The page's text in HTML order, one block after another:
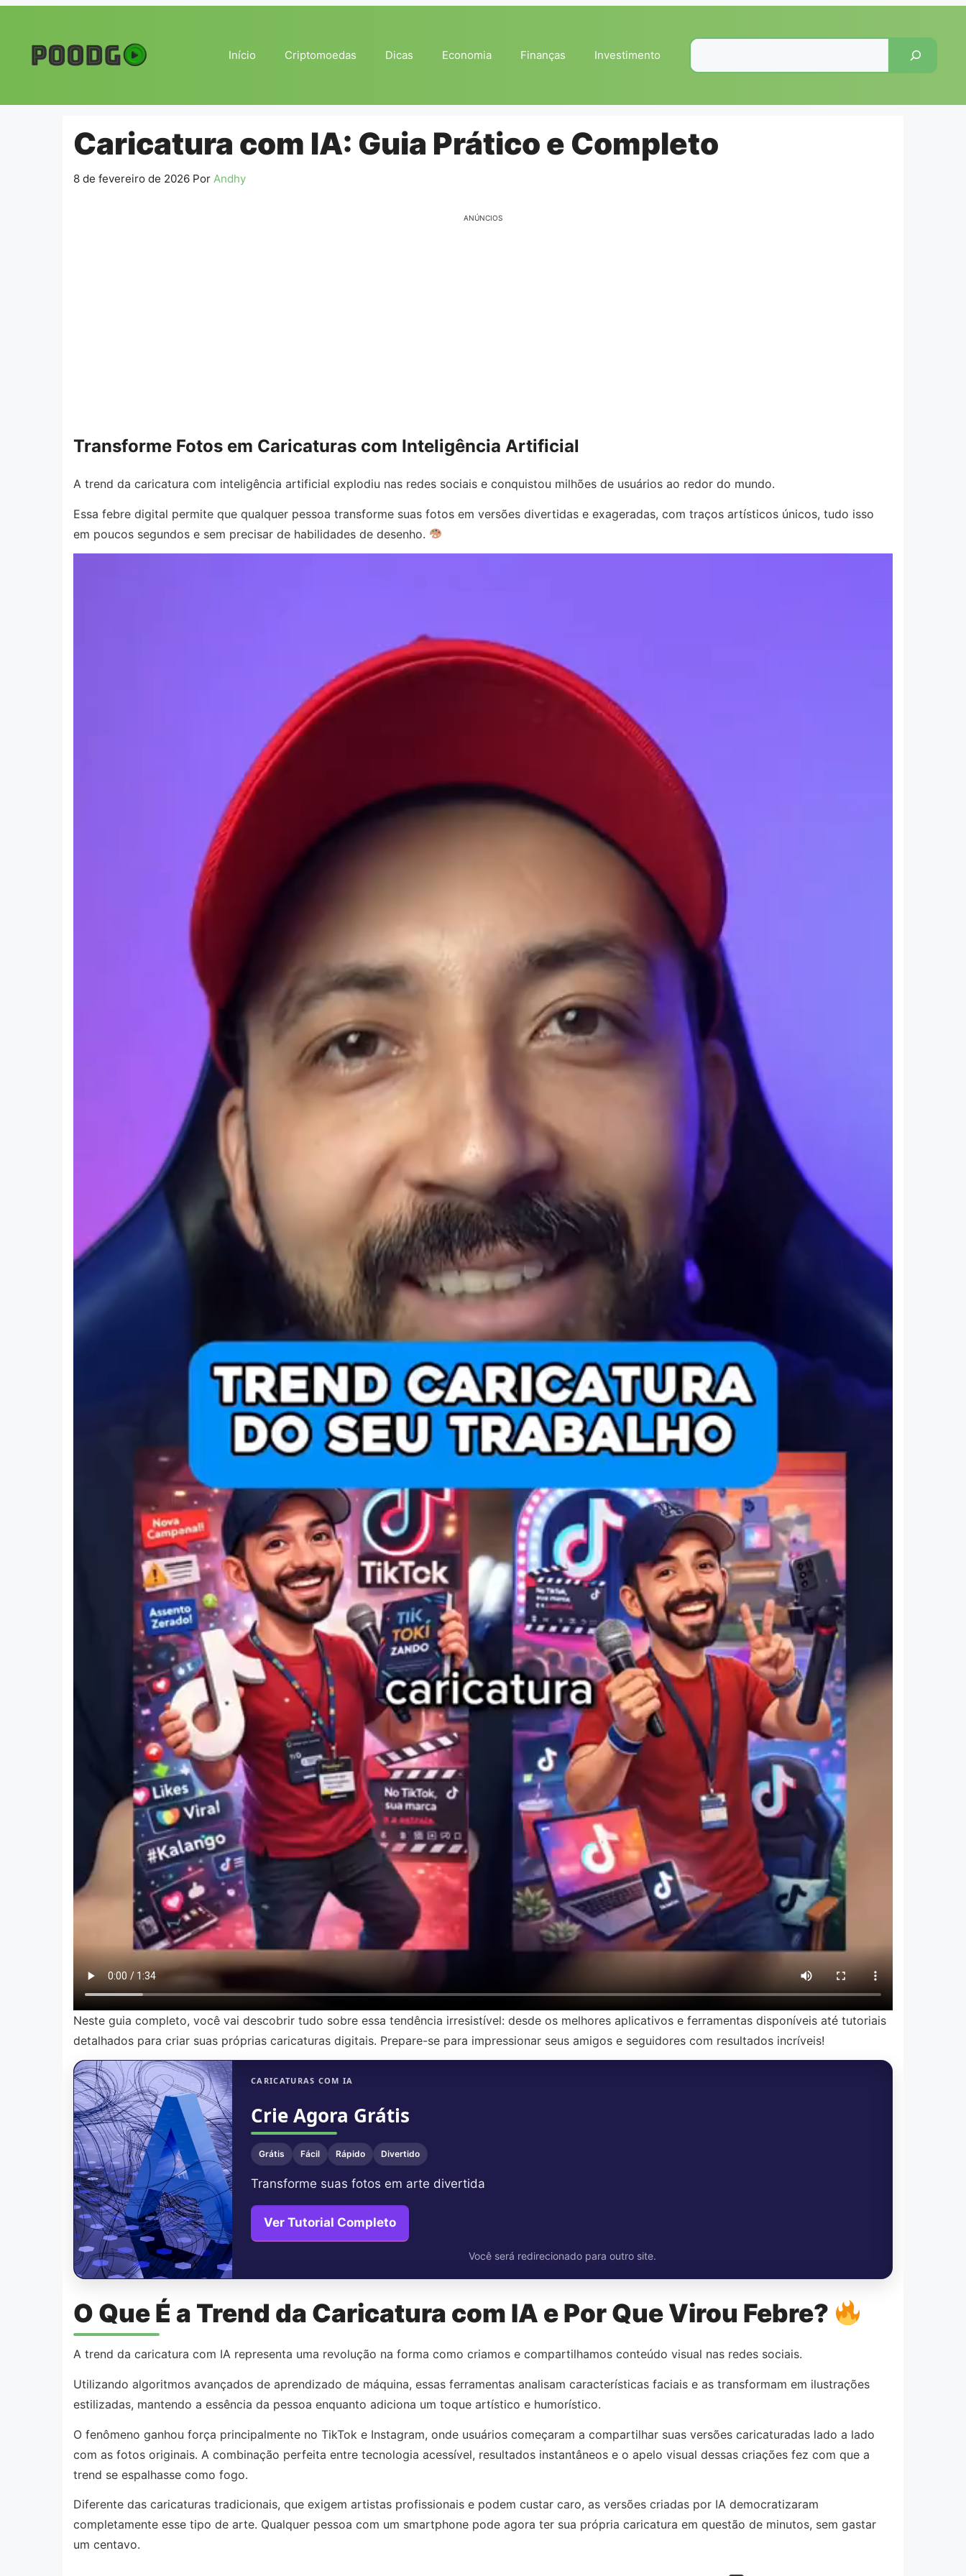
conteúdo
Início Criptomoedas Dicas Economia Finanças Investimento
Caricatura com IA: Guia Prático e Completo
8 de fevereiro de 2026 Por Andhy
ANÚNCIOS
Transforme Fotos em Caricaturas com Inteligência Artificial
A trend da caricatura com inteligência artificial explodiu nas redes sociais e conquistou milhões de usuários ao redor do mundo.
Essa febre digital permite que qualquer pessoa transforme suas fotos em versões divertidas e exageradas, com traços artísticos únicos, tudo isso
em poucos segundos e sem precisar de habilidades de desenho.
Neste guia completo, você vai descobrir tudo sobre essa tendência irresistível: desde os melhores aplicativos e ferramentas disponíveis até tutoriais
detalhados para criar suas próprias caricaturas digitais. Prepare-se para impressionar seus amigos e seguidores com resultados incríveis!
CARICATURAS COM IA
Crie Agora Grátis
Grátis Fácil Rápido Divertido
Transforme suas fotos em arte divertida
Ver Tutorial Completo
Você será redirecionado para outro site.
O Que É a Trend da Caricatura com IA e Por Que Virou Febre?
A trend da caricatura com IA representa uma revolução na forma como criamos e compartilhamos conteúdo visual nas redes sociais.
Utilizando algoritmos avançados de aprendizado de máquina, essas ferramentas analisam características faciais e as transformam em ilustrações
estilizadas, mantendo a essência da pessoa enquanto adiciona um toque artístico e humorístico.
O fenômeno ganhou força principalmente no TikTok e Instagram, onde usuários começaram a compartilhar suas versões caricaturadas lado a lado
com as fotos originais. A combinação perfeita entre tecnologia acessível, resultados instantâneos e o apelo visual dessas criações fez com que a
trend se espalhasse como fogo.
Diferente das caricaturas tradicionais, que exigem artistas profissionais e podem custar caro, as versões criadas por IA democratizaram
completamente esse tipo de arte. Qualquer pessoa com um smartphone pode agora ter sua própria caricatura em questão de minutos, sem gastar
um centavo.